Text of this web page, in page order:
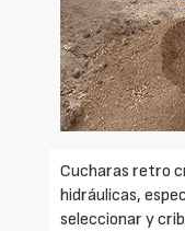
Cucharas retro
hidráulicas,
seleccionar y